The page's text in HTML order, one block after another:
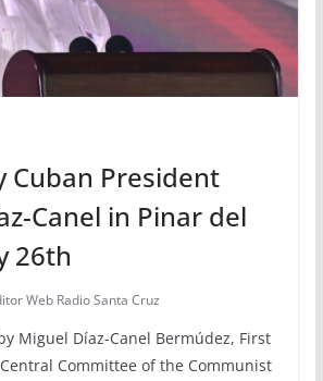
Cuban President
Canel in Pinar del
26th
Web Radio Santa Cruz
Miguel Díaz-Canel Bermúdez, First
Committee of the Communist